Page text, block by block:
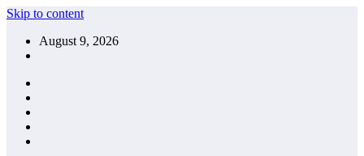
Skip to content
August 9, 2026